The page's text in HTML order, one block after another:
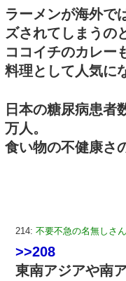
ラーメンが海外で
ズされてしまうの
ココイチのカレー
料理として人気に
日本の糖尿病患者
万人。
食い物の不健康さ
214: 不要不急の名無しさん
>>208
東南アジアや南